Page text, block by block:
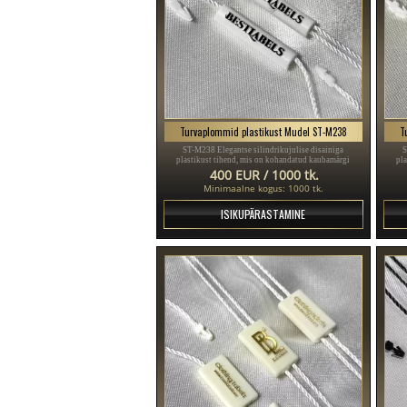
Turvaplommid plastikust Mudel ST-M238
ST-M238 Elegantse silindrikujulise disainiga
plastikust tihend, mis on kohandatud kaubamärgi
nimega ST-M238, sobib ideaalselt selliste toodete jaoks
nagu naiste ja meeste riided, kingad, ehted, kellad jne.
400 EUR / 1000 tk.
Minimaalne kogus: 1000 tk.
ISIKUPÄRASTAMINE